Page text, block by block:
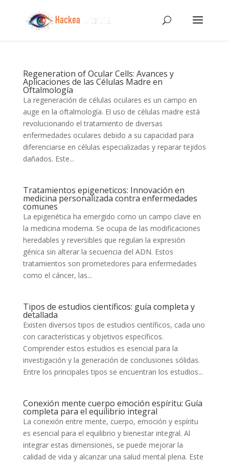
Regeneration of Ocular Cells: Avances y
Aplicaciones de las Células Madre en
Oftalmología
La regeneración de células oculares es un campo en
auge en la oftalmología. El uso de células madre está
revolucionando el tratamiento de diversas
enfermedades oculares debido a su capacidad para
diferenciarse en células especializadas y reparar tejidos
dañados. Este...
Tratamientos epigeneticos: Innovación en
medicina personalizada contra enfermedades
comunes
La epigenética ha emergido como un campo clave en
la medicina moderna. Se ocupa de las modificaciones
heredables y reversibles que regulan la expresión
génica sin alterar la secuencia del ADN. Estos
tratamientos son prometedores para enfermedades
como el cáncer, las...
Tipos de estudios científicos: guía completa y
detallada
Existen diversos tipos de estudios científicos, cada uno
con características y objetivos específicos.
Comprender estos estudios es esencial para la
investigación y la generación de conclusiones sólidas.
Entre los principales tipos se encuentran los estudios...
Conexión mente cuerpo emoción espíritu: Guía
completa para el equilibrio integral
La conexión entre mente, cuerpo, emoción y espíritu
es esencial para el equilibrio y bienestar integral. Al
integrar estas dimensiones, se puede mejorar la
calidad de vida y alcanzar una salud mental plena. Este